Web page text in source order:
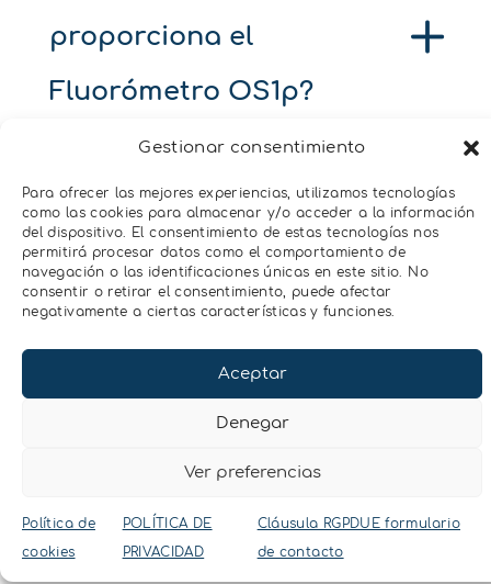
Gestionar consentimiento
Para ofrecer las mejores experiencias, utilizamos tecnologías
como las cookies para almacenar y/o acceder a la información
del dispositivo. El consentimiento de estas tecnologías nos
permitirá procesar datos como el comportamiento de
navegación o las identificaciones únicas en este sitio. No
consentir o retirar el consentimiento, puede afectar
negativamente a ciertas características y funciones.
Aceptar
Denegar
Ver preferencias
Política de
cookies
POLÍTICA DE
PRIVACIDAD
Cláusula RGPDUE formulario
de contacto
proporciona el
Fluorómetro OS1p?
¿Qué parámetros
proporciona el
Fluorómetro
OS30p+?
¿Qué parámetros
proporciona el
Fluorómetro Plant